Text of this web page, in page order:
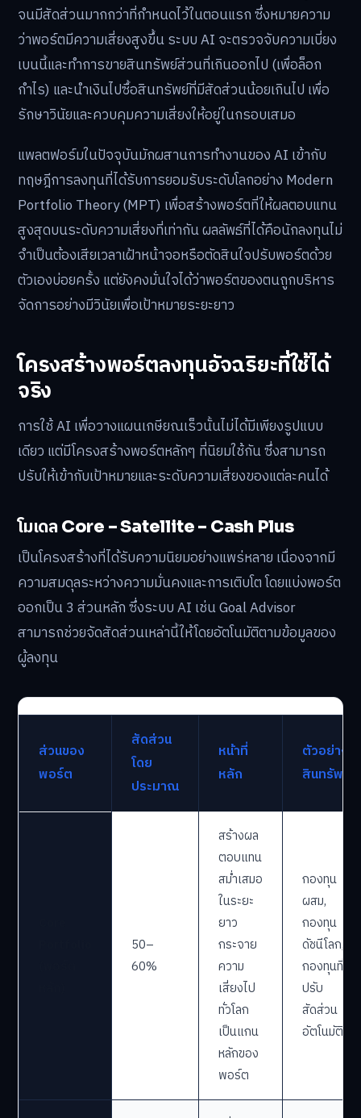
จนมีสัดส่วนมากกว่าที่กำหนดไว้ในตอนแรก ซึ่งหมายความ
ว่าพอร์ตมีความเสี่ยงสูงขึ้น ระบบ AI จะตรวจจับความเบี่ยง
เบนนี้และทำการขายสินทรัพย์ส่วนที่เกินออกไป (เพื่อล็อก
กำไร) และนำเงินไปซื้อสินทรัพย์ที่มีสัดส่วนน้อยเกินไป เพื่อ
รักษาวินัยและควบคุมความเสี่ยงให้อยู่ในกรอบเสมอ
แพลตฟอร์มในปัจจุบันมักผสานการทำงานของ AI เข้ากับ
ทฤษฎีการลงทุนที่ได้รับการยอมรับระดับโลกอย่าง Modern
Portfolio Theory (MPT) เพื่อสร้างพอร์ตที่ให้ผลตอบแทน
สูงสุดบนระดับความเสี่ยงที่เท่ากัน ผลลัพธ์ที่ได้คือนักลงทุนไม่
จำเป็นต้องเสียเวลาเฝ้าหน้าจอหรือตัดสินใจปรับพอร์ตด้วย
ตัวเองบ่อยครั้ง แต่ยังคงมั่นใจได้ว่าพอร์ตของตนถูกบริหาร
จัดการอย่างมีวินัยเพื่อเป้าหมายระยะยาว
โครงสร้างพอร์ตลงทุนอัจฉริยะที่ใช้ได้
จริง
การใช้ AI เพื่อวางแผนเกษียณเร็วนั้นไม่ได้มีเพียงรูปแบบ
เดียว แต่มีโครงสร้างพอร์ตหลักๆ ที่นิยมใช้กัน ซึ่งสามารถ
ปรับให้เข้ากับเป้าหมายและระดับความเสี่ยงของแต่ละคนได้
โมเดล Core – Satellite – Cash Plus
เป็นโครงสร้างที่ได้รับความนิยมอย่างแพร่หลาย เนื่องจากมี
ความสมดุลระหว่างความมั่นคงและการเติบโต โดยแบ่งพอร์ต
ออกเป็น 3 ส่วนหลัก ซึ่งระบบ AI เช่น Goal Advisor
สามารถช่วยจัดสัดส่วนเหล่านี้ให้โดยอัตโนมัติตามข้อมูลของ
ผู้ลงทุน
ส่วนของ
พอร์ต
สัดส่วน
โดย
ประมาณ
หน้าที่
หลัก
ตัวอย่าง
สินทรัพย์
50–
60%
สร้างผล
ตอบแทน
สม่ำเสมอ
ในระยะ
ยาว
กระจาย
ความ
เสี่ยงไป
ทั่วโลก
เป็นแกน
หลักของ
พอร์ต
กองทุน
ผสม,
กองทุน
ดัชนีโลก,
กองทุนที่
ปรับ
สัดส่วน
อัตโนมัติ